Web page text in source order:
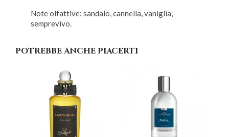
Note olfattive: sandalo, cannella, vaniglia,
semprevivo.
POTREBBE ANCHE PIACERTI